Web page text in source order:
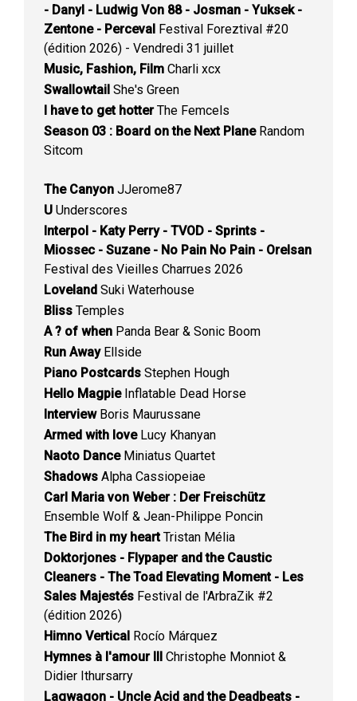
- Danyl - Ludwig Von 88 - Josman - Yuksek -
Zentone - Perceval Festival Foreztival #20
(édition 2026) - Vendredi 31 juillet
Music, Fashion, Film Charli xcx
Swallowtail She's Green
I have to get hotterThe Femcels
Season 03 : Board on the Next PlaneRandom
Sitcom
The Canyon JJerome87
U Underscores
Interpol - Katy Perry - TVOD - Sprints -
Miossec - Suzane - No Pain No Pain - Orelsan
Festival des Vieilles Charrues 2026
Loveland Suki Waterhouse
Bliss Temples
A ? of when Panda Bear & Sonic Boom
Run AwayEllside
Piano Postcards Stephen Hough
Hello MagpieInflatable Dead Horse
InterviewBoris Maurussane
Armed with loveLucy Khanyan
Naoto DanceMiniatus Quartet
Shadows Alpha Cassiopeiae
Carl Maria von Weber : Der Freischütz
Ensemble Wolf & Jean-Philippe Poncin
The Bird in my heartTristan Mélia
Doktorjones - Flypaper and the Caustic
Cleaners - The Toad Elevating Moment - Les
Sales Majestés Festival de l'ArbraZik #2
(édition 2026)
Himno Vertical Rocío Márquez
Hymnes à l'amour III Christophe Monniot &
Didier Ithursarry
Lagwagon - Uncle Acid and the Deadbeats -